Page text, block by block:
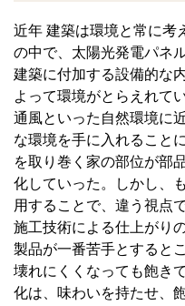
近年 建築は環境と常に考
の中で、太陽光発電パネ
建築に付加する設備的な
よって環境がとらえれて
通風といった自然環境に
な環境を手に入れること
を取り巻く家の部位が部
化していった。しかし、
用することで、違う視点
施工技術による仕上がり
製品が一番苦手とすると
壊れにくくなっても飽き
化は、味わいを持たせ、